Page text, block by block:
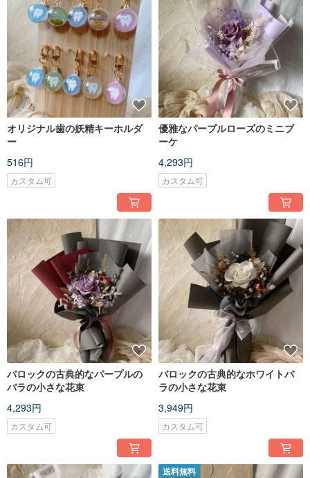
オリジナル歯の妖精キーホルダ
ー
516円
カスタム可
優雅なパープルローズのミニブ
ーケ
4,293円
カスタム可
バロックの古典的なパープルの
バラの小さな花束
4,293円
カスタム可
バロックの古典的なホワイトバ
ラの小さな花束
3,949円
カスタム可
送料無料